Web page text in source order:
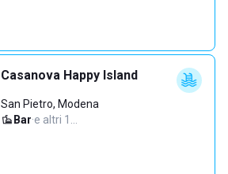
Casanova Happy Island
San Pietro, Modena
Bar·e altri 1…